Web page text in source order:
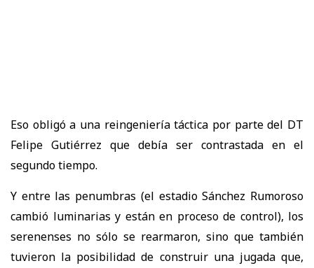
Eso obligó a una reingeniería táctica por parte del DT
Felipe Gutiérrez que debía ser contrastada en el
segundo tiempo.
Y entre las penumbras (el estadio Sánchez Rumoroso
cambió luminarias y están en proceso de control), los
serenenses no sólo se rearmaron, sino que también
tuvieron la posibilidad de construir una jugada que,